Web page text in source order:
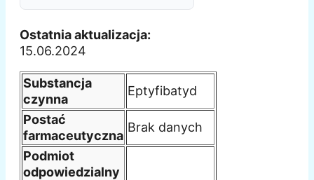
Ostatnia aktualizacja:
15.06.2024
Substancja
czynna
Eptyfibatyd
Postać
farmaceutyczna
Brak danych
Podmiot
odpowiedzialny